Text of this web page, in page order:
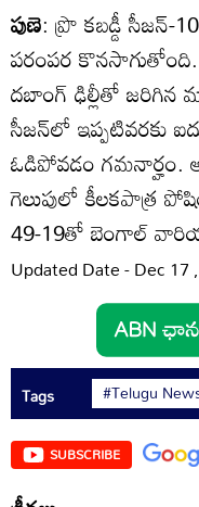
పుణె: ప్రొ కబడ్డీ
పరంపర
దబాంగ్‌ ఢిల్లీతో
సీజన్‌లో ఇప్పటివరకు
ఓడిపోవడం గమనార్హం.
గెలుపులో కీలకపాత్ర
49-19తో బెంగాల్‌
Updated Date - Dec 17
Tags #Telugu
SUBSCRIBE